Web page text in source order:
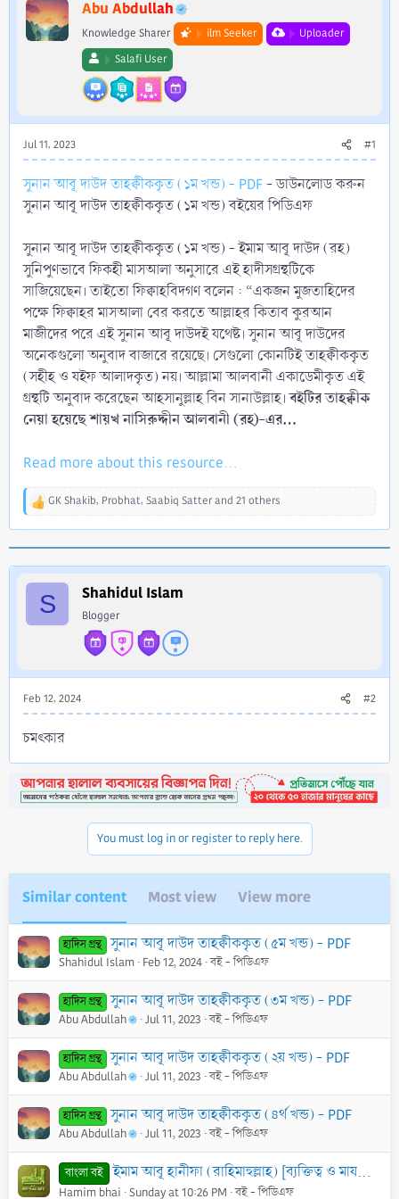
Abu Abdullah
Knowledge Sharer ilm Seeker
Uploader
Salafi User
Jul 11, 2023 #1
সুনান আবূ দাউদ তাহক্বীককৃত (১ম খন্ড) - PDF- ডাউনলোড করুন
সুনান আবূ দাউদ তাহক্বীককৃত (১ম খন্ড) বইয়ের পিডিএফ
সুনান আবূ দাউদ তাহক্বীককৃত (১ম খন্ড) - ইমাম আবূ দাউদ (রহ)
সুনিপুণভাবে ফিকহী মাসআলা অনুসারে এই হাদীসগ্রন্থটিকে
সাজিয়েছেন। তাইতো ফিক্বাহবিদগণ বলেন : “একজন মুজতাহিদের
পক্ষে ফিক্বাহর মাসআলা বের করতে আল্লাহর কিতাব কুরআন
মাজীদের পরে এই সুনান আবূ দাউদই যথেষ্ট। সুনান আবূ দাউদের
অনেকগুলো অনুবাদ বাজারে রয়েছে। সেগুলো কোনটিই তাহক্বীককৃত
(সহীহ ও যইফ আলাদকৃত) নয়। আল্লামা আলবানী একাডেমীকৃত এই
গ্রন্থটি অনুবাদ করেছেন আহসানুল্লাহ বিন সানাউল্লাহ।বইটির তাহক্বীক
নেয়া হয়েছে শায়খ নাসিরুদ্দীন আলবানী (রহ)-এর...
Read more about this resource...
R
GK Shakib, Probhat, Saabiq Satterand 21 others
S Shahidul Islam
Blogger
Feb 12, 2024 #2
চমৎকার
You must log in or register to reply here.
Similar content Most view View more
হাদিস গ্রন্থ সুনান আবূ দাউদ তাহক্বীককৃত (৫ম খন্ড) - PDF
Shahidul Islam Feb 12, 2024 বই - পিডিএফ
হাদিস গ্রন্থ সুনান আবূ দাউদ তাহক্বীককৃত (৩ম খন্ড) - PDF
Abu Abdullah Jul 11, 2023 বই - পিডিএফ
হাদিস গ্রন্থ সুনান আবূ দাউদ তাহক্বীককৃত (২য় খন্ড) - PDF
Abu Abdullah Jul 11, 2023 বই - পিডিএফ
হাদিস গ্রন্থ সুনান আবূ দাউদ তাহক্বীককৃত (৪র্থ খন্ড) - PDF
Abu Abdullah Jul 11, 2023 বই - পিডিএফ
বাংলা বই ইমাম আবূ হানীফা (রাহিমাহুল্লাহ) [ব্যক্তিত্ব ও মাযহাব] - PDF
Hamim bhai Sunday at 10:26 PM বই - পিডিএফ